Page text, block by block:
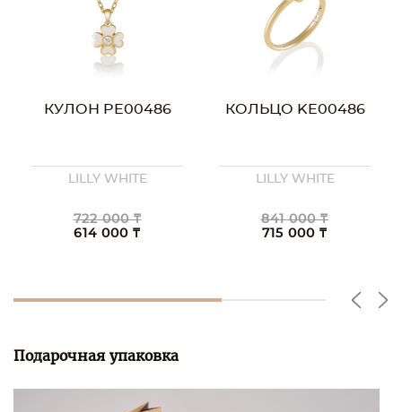
КУЛОН PE00486
LILLY WHITE
722 000 ₸
614 000 ₸
КОЛЬЦО KE00486
LILLY WHITE
841 000 ₸
715 000 ₸
Подарочная упаковка